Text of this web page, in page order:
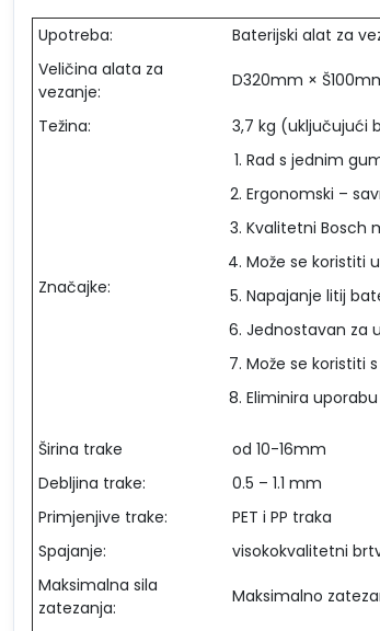
Upotreba:
Baterijski alat za
Veličina alata za
vezanje:
D320mm ×
Težina: 3,7 kg (uključujući
Značajke:
Rad s jednim
Ergonomski –
Kvalitetni Bosch
Može se koristiti
Napajanje litij
Jednostavan za
Može se koristiti
Eliminira
Širina trake
od 10-16mm
Debljina trake:
0.5 – 1.1 mm
Primjenjive trake:
PET i PP traka
Spajanje:
visokokvalitetni
Maksimalna sila
zatezanja:
Maksimalno